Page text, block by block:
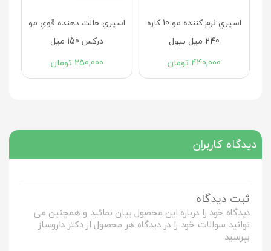
اسپري نرم کننده مو 10 کاره
240 ميل بیول
440,000 تومان
اسپري حالت دهنده قوي مو
درکس 150 ميل
250,000 تومان
دیدگاه کاربران
ثبت دیدگاه
دیدگاه خود را درباره این محصول بیان نمائید و همچنین می
توانید سوالات خود را در دیدگاه هر محصول از دکتر داروساز
بپرسید